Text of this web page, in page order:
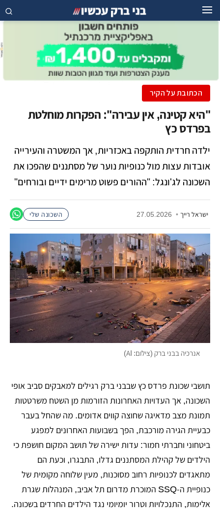
הכתובת על הקיר
"היא קטינה, אין עבירה": הפקרות מוחלטת
בפרדס כץ
ילדה חרדית הותקפה באכזריות, אך המשטרה והעירייה
אובדות עצות מול כנופיות נוער של מסתננים שהפכו את
השכונה לג'ונגל: "ההורים פשוט מרימים ידיים ובורחים"
ישראל רייך •
27.05.2026 השכונה שלי
אנרכיה בבני ברק (צילום: AI)
תושבי שכונת פרדס כץ שבבני ברק רגילים למאבקים סביב אופי
השכונה, אך העדויות האחרונות הזורמות מן השטח משרטטות
תמונת מצב מדאיגה שחוצה קווים אדומים. מה שהחל בעבר
כבעיית הגירה מורכבת, הפך בשבועות האחרונים למפגע
ביטחוני וחברתי חמור: עדות ישירה של תושב המקום חושפת כי
הילדים של קהילת המסתננים גדלו, התבגרו, וכעת הם
מתאגדים לכנופיות רחוב מסוכנות, מעין שלוחה מקומית של
כנופיית ה-SSQ המוכרת מדרום תל אביב, המנהלות שגרת
אלימות, התנכלויות וטרור יומיומי נגד הילדים החרדים בשכונה.